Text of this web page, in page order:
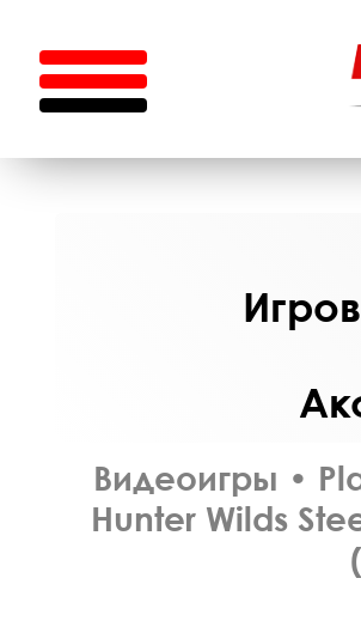
Видеоигры •
Hunter Wilds